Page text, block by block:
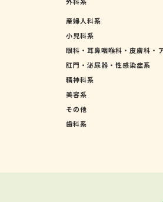
産婦人科系
小児科系
眼科・耳鼻咽喉科・皮膚科・
肛門・泌尿器・性感染症系
精神科系
美容系
その他
歯科系